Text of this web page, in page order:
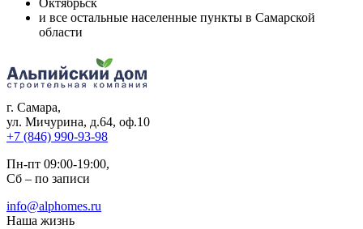
Октябрьск
и все остальные населенные пункты в Самарской
области
г. Самара,
ул. Мичурина, д.64, оф.10
+7 (846) 990-93-98
Пн-пт 09:00-19:00,
Сб – по записи
info@alphomes.ru
Наша жизнь